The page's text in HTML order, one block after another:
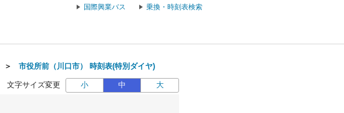
国際興業バス 乗換・時刻表検索
＞ 市役所前（川口市） 時刻表(特別ダイヤ)
文字サイズ変更 小 中 大